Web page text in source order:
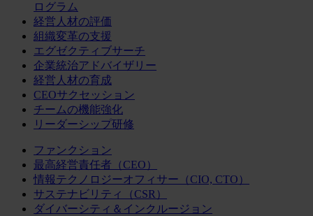
ログラム
経営人材の評価
組織変革の支援
エグゼクティブサーチ
企業統治アドバイザリー
経営人材の育成
CEOサクセッション
チームの機能強化
リーダーシップ研修
ファンクション
最高経営責任者（CEO）
情報テクノロジーオフィサー（CIO, CTO）
サステナビリティ（CSR）
ダイバーシティ＆インクルージョン